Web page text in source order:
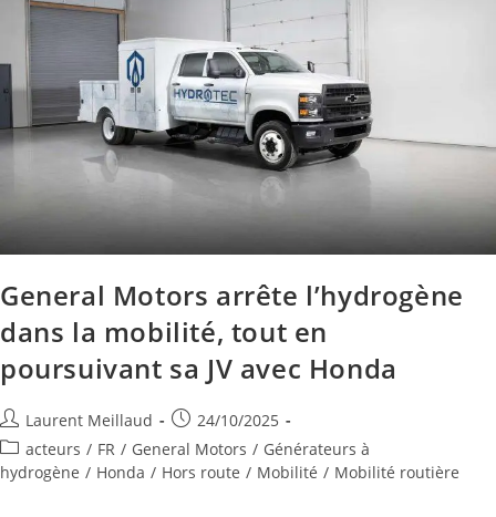
General Motors arrête l’hydrogène
dans la mobilité, tout en
poursuivant sa JV avec Honda
Laurent Meillaud
24/10/2025
acteurs / FR / General Motors / Générateurs à
hydrogène / Honda / Hors route / Mobilité / Mobilité routière